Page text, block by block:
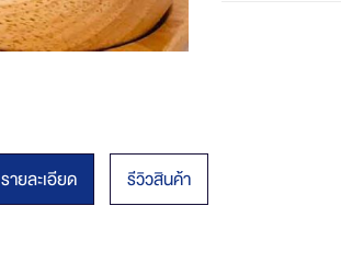
รายละเอียด รีวิวสินค้า